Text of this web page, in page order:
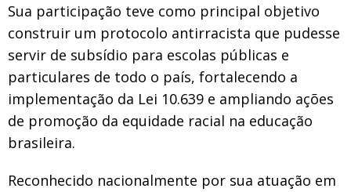
Sua participação teve como principal objetivo
construir um protocolo antirracista que pudesse
servir de subsídio para escolas públicas e
particulares de todo o país, fortalecendo a
implementação da Lei 10.639 e ampliando ações
de promoção da equidade racial na educação
brasileira.
Reconhecido nacionalmente por sua atuação em